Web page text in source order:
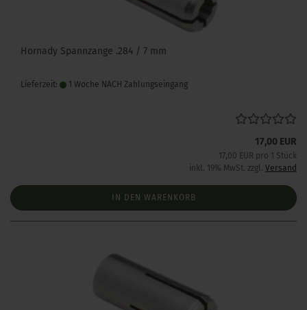
Hornady Spannzange .284 / 7 mm
Lieferzeit: 1 Woche NACH Zahlungseingang
17,00 EUR
17,00 EUR pro 1 Stück
inkl. 19% MwSt. zzgl. Versand
IN DEN WARENKORB